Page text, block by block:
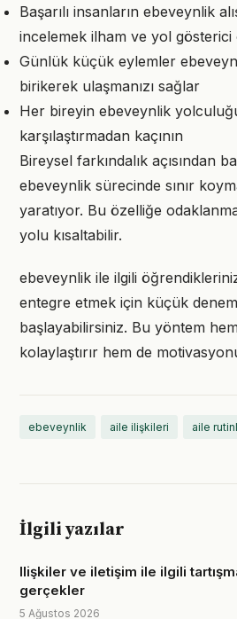
Başarılı insanların ebeveynlik
incelemek ilham ve yol
Günlük küçük eylemler
birikerek ulaşmanızı sağlar
Her bireyin ebeveynlik
karşılaştırmadan kaçının
Bireysel farkındalık açısından
ebeveynlik sürecinde sınır
yaratıyor. Bu özelliğe
yolu kısaltabilir.
ebeveynlik ile ilgili
entegre etmek için küçük
başlayabilirsiniz. Bu yöntem
kolaylaştırır hem de
ebeveynlik aile ilişkileri aile
İlgili yazılar
Ilişkiler ve iletişim ile ilgili
gerçekler
5 Ağustos 2026